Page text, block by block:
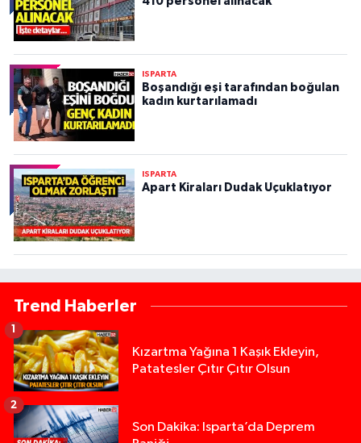
ISPARTA
Boşandığı eşi tarafından boğulan
kadın kurtarılamadı
ISPARTA
Apart Kiraları Dudak Uçuklatıyor
Trend Haberler
Kızartma Yağına 1 Kaşık Ekleyin,
Patatesler Çıtır Çıtır Olsun
Son Dakika: Isparta’da Deprem
2